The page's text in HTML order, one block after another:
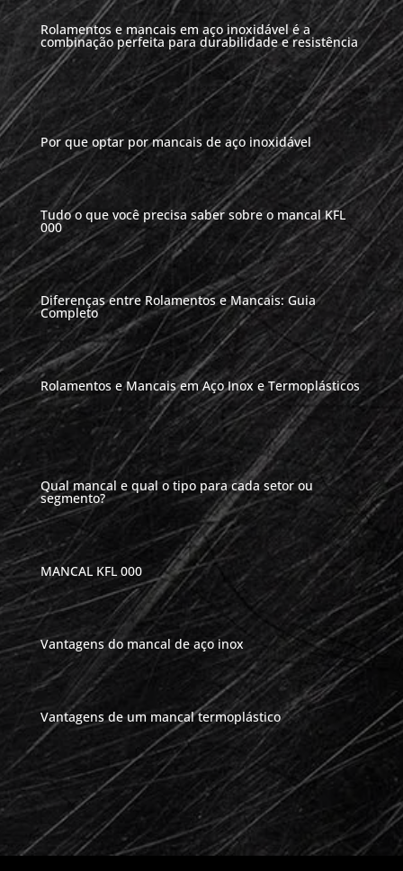
Rolamentos e mancais em aço inoxidável é a
combinação perfeita para durabilidade e resistência
Por que optar por mancais de aço inoxidável
Tudo o que você precisa saber sobre o mancal KFL
000
Diferenças entre Rolamentos e Mancais: Guia
Completo
Rolamentos e Mancais em Aço Inox e Termoplásticos
Qual mancal e qual o tipo para cada setor ou
segmento?
MANCAL KFL 000
Vantagens do mancal de aço inox
Vantagens de um mancal termoplástico